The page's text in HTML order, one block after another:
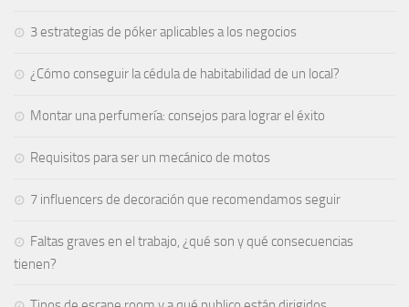
3 estrategias de póker aplicables a los negocios
¿Cómo conseguir la cédula de habitabilidad de un local?
Montar una perfumería: consejos para lograr el éxito
Requisitos para ser un mecánico de motos
7 influencers de decoración que recomendamos seguir
Faltas graves en el trabajo, ¿qué son y qué consecuencias
tienen?